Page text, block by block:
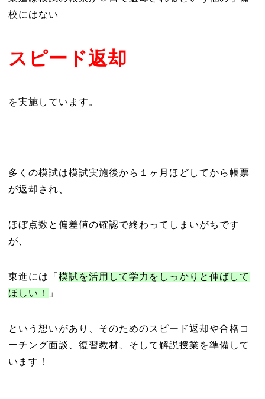
校にはない
スピード返却
を実施しています。
多くの模試は模試実施後から１ヶ月ほどしてから帳票
が返却され、
ほぼ点数と偏差値の確認で終わってしまいがちです
が、
東進には「 模試を活用して学力をしっかりと伸ばして
ほしい！
」
という想いがあり、そのためのスピード返却や合格コ
ーチング面談、復習教材、そして解説授業を準備して
います！